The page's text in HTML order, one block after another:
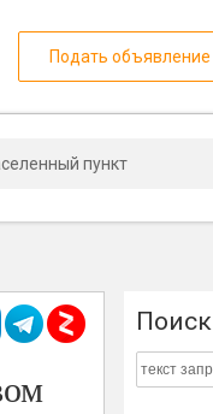
Подать объявление
Поиск